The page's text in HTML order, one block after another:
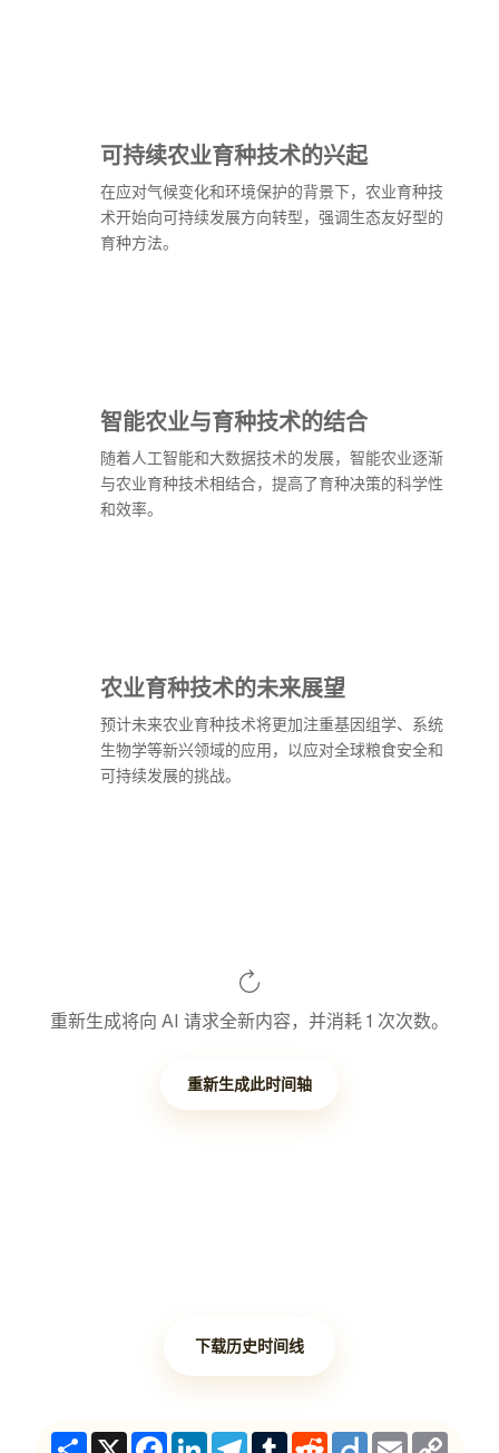
可持续农业育种技术的兴起
在应对气候变化和环境保护的背景下，农业育种技
术开始向可持续发展方向转型，强调生态友好型的
育种方法。
智能农业与育种技术的结合
随着人工智能和大数据技术的发展，智能农业逐渐
与农业育种技术相结合，提高了育种决策的科学性
和效率。
农业育种技术的未来展望
预计未来农业育种技术将更加注重基因组学、系统
生物学等新兴领域的应用，以应对全球粮食安全和
可持续发展的挑战。
重新生成将向 AI 请求全新内容，并消耗 1 次次数。
重新生成此时间轴
下载历史时间线
ShareX Facebook
LinkedInTelegram
TumblrRedditDiigoEmail